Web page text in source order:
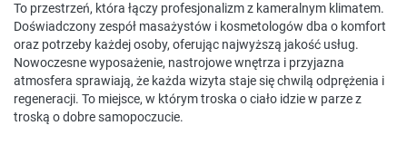
To przestrzeń, która łączy profesjonalizm z kameralnym klimatem.
Doświadczony zespół masażystów i kosmetologów dba o komfort
oraz potrzeby każdej osoby, oferując najwyższą jakość usług.
Nowoczesne wyposażenie, nastrojowe wnętrza i przyjazna
atmosfera sprawiają, że każda wizyta staje się chwilą odprężenia i
regeneracji. To miejsce, w którym troska o ciało idzie w parze z
troską o dobre samopoczucie.